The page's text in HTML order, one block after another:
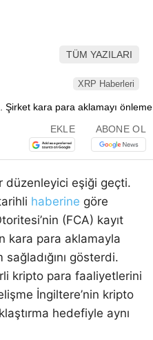
TÜM YAZILARI
XRP Haberleri
EKLE ABONE OL
düzenleyici eşiği geçti.
haberine göre
(FCA) kayıt
kara para aklamayla
gösterdi.
kripto para faaliyetlerini
İngiltere’nin kripto
hedefiyle aynı